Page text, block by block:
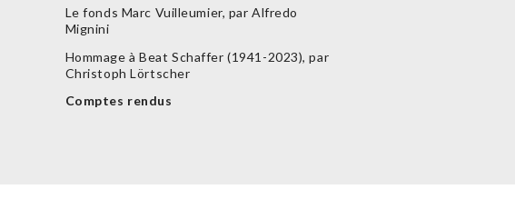
Le fonds Marc Vuilleumier, par Alfredo
Mignini
Hommage à Beat Schaffer (1941-2023), par
Christoph Lörtscher
Comptes rendus